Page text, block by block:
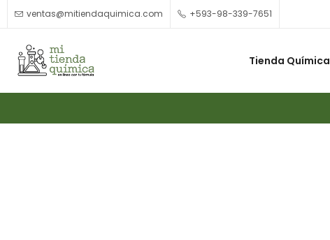
ventas@mitiendaquimica.com +593-98-339-7651
Tienda Química